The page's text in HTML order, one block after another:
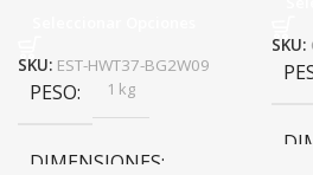
SKU: EST-HWT37-BG2W09
PESO 1 kg
DIMENSIONES
SKU: